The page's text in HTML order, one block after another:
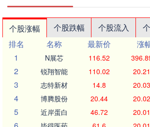
个股涨幅 个股跌幅 个股流入
排名
名称 最新价 涨
1
N展芯 116.52
2 锐翔智能 110.02
3 志特新材 14.8
4 博腾股份 20.44
5 近岸蛋白 46.72